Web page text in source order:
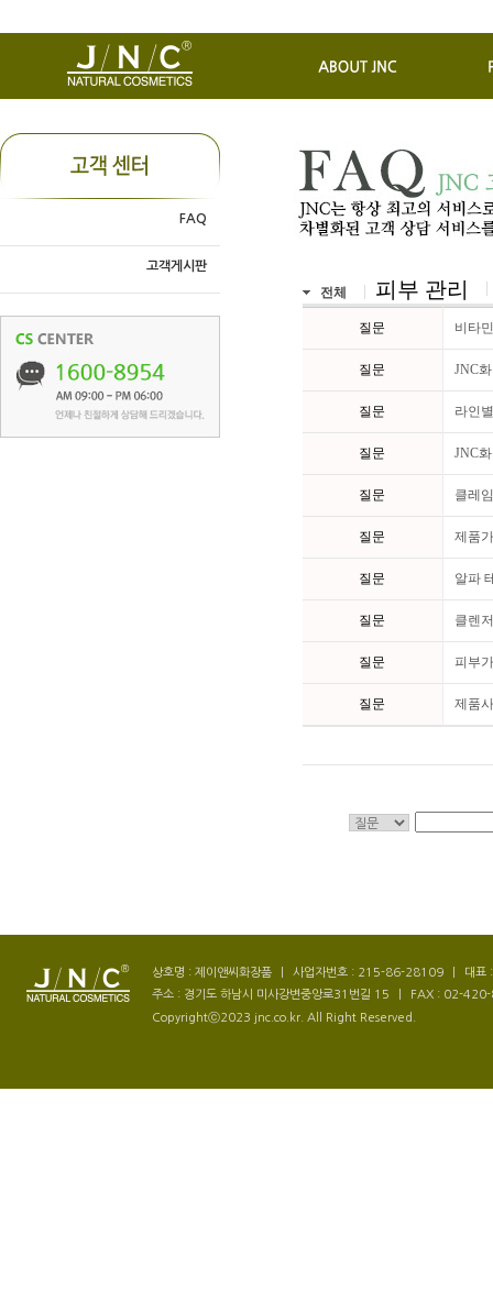
FAQ
고객게시판
전체 피부 관리
질문 비타
질문 JNC
질문 라인
질문 JNC
질문 클레
질문 제품
질문 알파
질문 클렌
질문 피부
질문 제품
상호명 : 제이앤씨화장품 사업자번호 : 215-86-28109
대표
주소 : 경기도 하남시 미사강변중앙로31번길 15
FAX : 02-
Copyrightⓒ2023 jnc.co.kr. All Right Reserved.